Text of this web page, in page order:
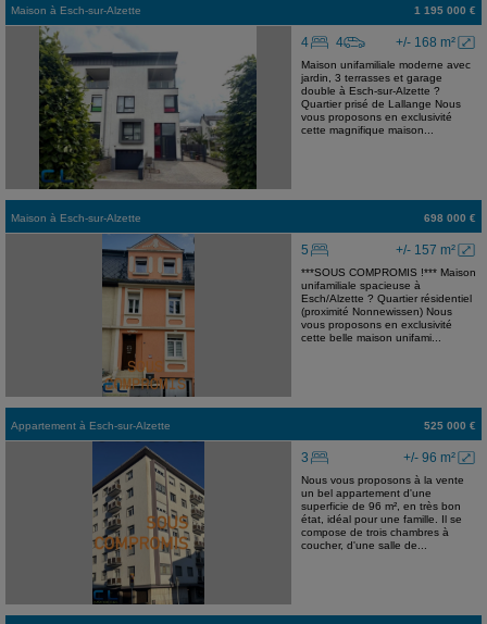
Maison à Esch-sur-Alzette 1 195 000 €
+/- 168 m²
4 4
Maison unifamiliale moderne avec
jardin, 3 terrasses et garage
double à Esch-sur-Alzette ?
Quartier prisé de Lallange Nous
vous proposons en exclusivité
cette magnifique maison...
Maison à Esch-sur-Alzette 698 000 €
+/- 157 m²
5
***SOUS COMPROMIS !*** Maison
unifamiliale spacieuse à
Esch/Alzette ? Quartier résidentiel
(proximité Nonnewissen) Nous
vous proposons en exclusivité
cette belle maison unifami...
Appartement à Esch-sur-Alzette 525 000 €
+/- 96 m²
3
Nous vous proposons à la vente
un bel appartement d'une
superficie de 96 m², en très bon
état, idéal pour une famille. Il se
compose de trois chambres à
coucher, d'une salle de...